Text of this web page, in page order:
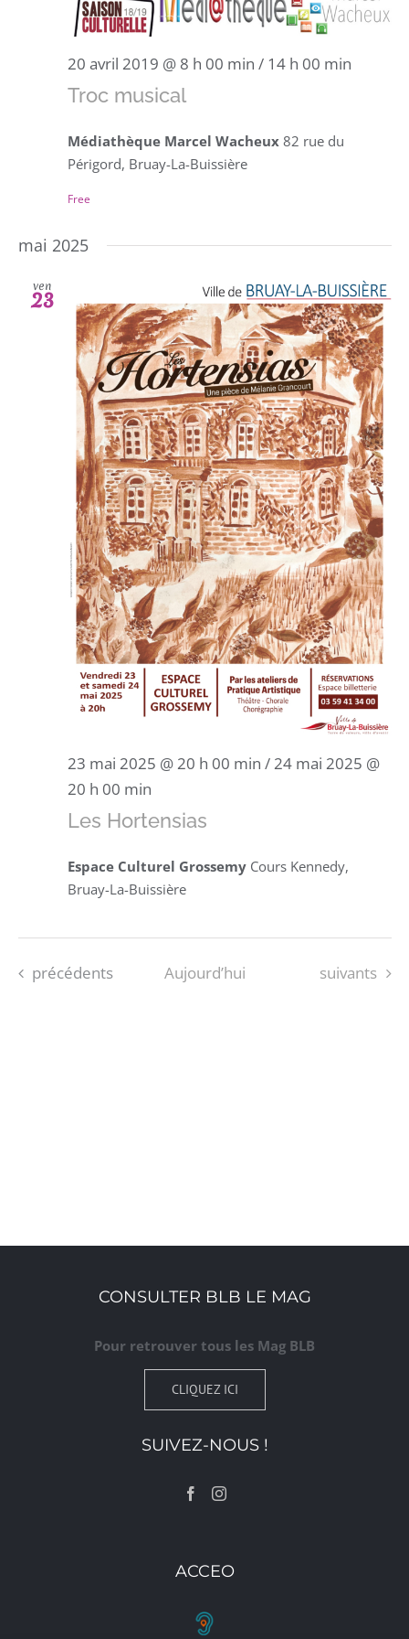
20 avril 2019 @ 8 h 00 min / 14 h 00 min
Troc musical
Médiathèque Marcel Wacheux 82 rue du
Périgord, Bruay-La-Buissière
Free
mai 2025
ven
23
23 mai 2025 @ 20 h 00 min /24 mai 2025 @
20 h 00 min
Les Hortensias
Espace Culturel Grossemy Cours Kennedy,
Bruay-La-Buissière
Évènements
précédents Aujourd’hui Évènements
suivants
CONSULTER BLB LE MAG
Pour retrouver tous les Mag BLB
CLIQUEZ ICI
SUIVEZ-NOUS !
ACCEO